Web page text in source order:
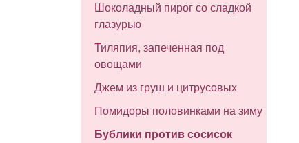
Шоколадный пирог со сладкой
глазурью
Тиляпия, запеченная под
овощами
Джем из груш и цитрусовых
Помидоры половинками на зиму
Бублики против сосисок